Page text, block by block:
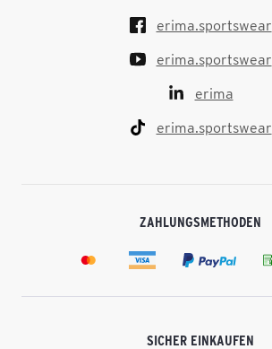
erima.sportswear
erima.sportswear
erima
erima.sportswear
ZAHLUNGSMETHODEN
SICHER EINKAUFEN